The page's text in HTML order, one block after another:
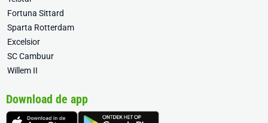
Fortuna Sittard
Sparta Rotterdam
Excelsior
SC Cambuur
Willem II
Download de app